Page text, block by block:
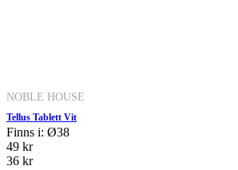
NOBLE HOUSE
Tellus Tablett Vit
Finns i: Ø38
49 kr
36 kr